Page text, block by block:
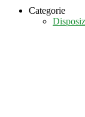
Categorie